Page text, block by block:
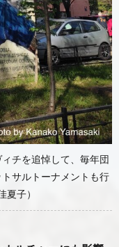
チを追悼して、毎年団
サルトーナメントも行
夏子）